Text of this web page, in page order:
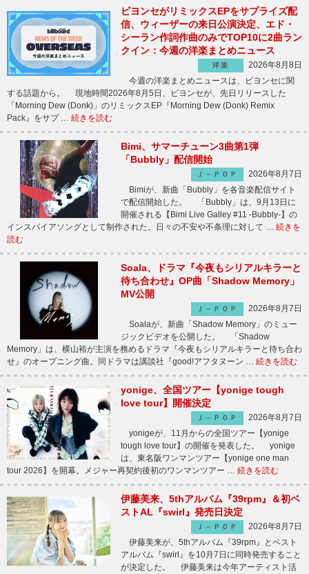
ビヨンセがリミックスEPをサプライズ配
信、ウィーザーの来日公演決定、エド・
シーラン作詞作曲のみでTOP10に2曲ラン
クイン：今週の洋楽まとめニュース
洋楽
2026年8月8日
今週の洋楽まとめニュースは、ビヨンセに関
する話題から。 現地時間2026年8月5日、ビヨンセが、先日リリースした
「Morning Dew (Donk)」のリミックスEP『Morning Dew (Donk) Remix
Pack』をサプ … 続きを読む
Bimi、サマーチューン3曲第1弾
「Bubbly」配信開始
Ｊ－ＰＯＰ
2026年8月7日
Bimiが、新曲「Bubbly」を各音楽配信サイト
で配信開始した。 「Bubbly」は、9月13日に
開催される【Bimi Live Galley #11 -Bubbly-】の
インスパイアソングとして制作された。日々の不安や不条理に対して … 続きを
読む
Soala、ドラマ『今夜もシリアルキラーと
待ち合わせ』OP曲「Shadow Memory」
MV公開
Ｊ－ＰＯＰ
2026年8月7日
Soalaが、新曲「Shadow Memory」のミュー
ジックビデオを公開した。 「Shadow
Memory」は、横山裕が主演を務めるドラマ『今夜もシリアルキラーと待ち合わ
せ』のオープニング曲。同ドラマは講談社『good!アフタヌーン … 続きを読む
yonige、全国ツアー【yonige tough
love tour】開催決定
Ｊ－ＰＯＰ
2026年8月7日
yonigeが、11月からの全国ツアー【yonige
tough love tour】の開催を発表した。 yonige
は、東名阪ワンマンツアー【yonige one man
tour 2026】を開幕。メジャー再契約後初のワンマンツアー … 続きを読む
伊藤美来、5thアルバム『39rpm』＆初ベ
ストAL『swirl』発売日決定
Ｊ－ＰＯＰ
2026年8月7日
伊藤美来が、5thアルバム『39rpm』とベスト
アルバム『swirl』を10月7日に同時発売すること
が決定した。 伊藤美来は今年アーティスト活